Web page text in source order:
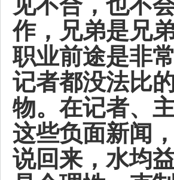
作，兄弟是兄
职业前途是非
记者都没法比
物。在记者、
这些负面新闻
说回来，水均